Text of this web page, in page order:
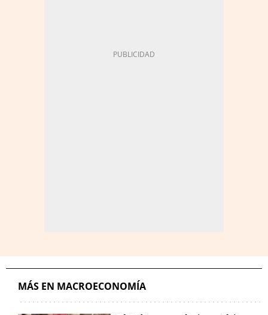
MÁS EN MACROECONOMÍA